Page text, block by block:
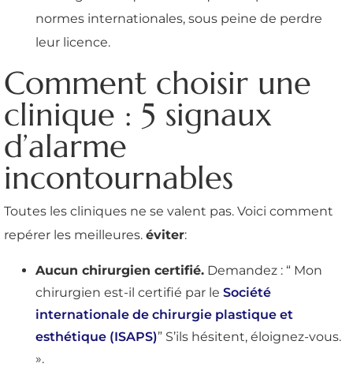
normes internationales, sous peine de perdre
leur licence.
Comment choisir une
clinique : 5 signaux
d’alarme
incontournables
Toutes les cliniques ne se valent pas. Voici comment
repérer les meilleures. éviter:
Aucun chirurgien certifié. Demandez : “ Mon
chirurgien est-il certifié par le Société
internationale de chirurgie plastique et
esthétique (ISAPS)” S’ils hésitent, éloignez-vous.
».